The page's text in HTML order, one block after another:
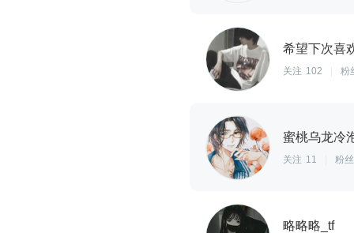
希望下次喜
关注 102 粉
蜜桃乌龙冷
关注 11 粉丝
略略略_tf